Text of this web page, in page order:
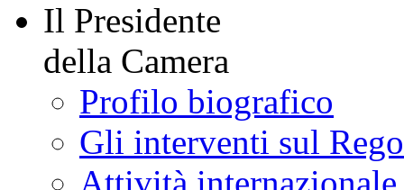
Il Presidente
della Camera
Profilo biografico
Gli interventi sul